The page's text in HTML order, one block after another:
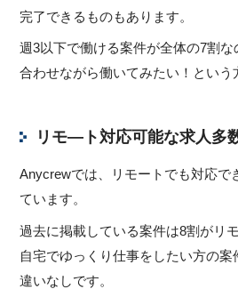
完了できるものもあります。
週3以下で働ける案件が全体の7割
合わせながら働いてみたい！という
リモ―ト対応可能な求人多
Anycrewでは、リモートでも対応で
ています。
過去に掲載している案件は8割がリ
自宅でゆっくり仕事をしたい方の案
違いなしです。